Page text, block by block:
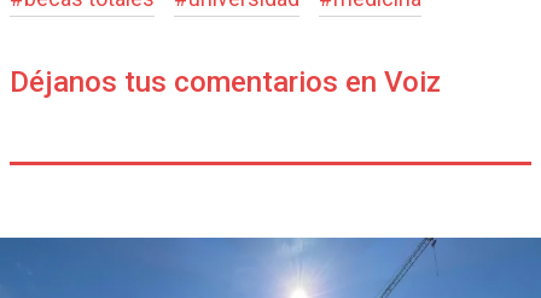
Déjanos tus comentarios en Voiz